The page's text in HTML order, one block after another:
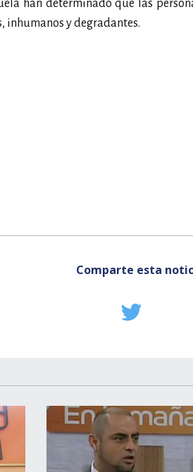
han determinado que las
inhumanos y degradantes.
Comparte esta